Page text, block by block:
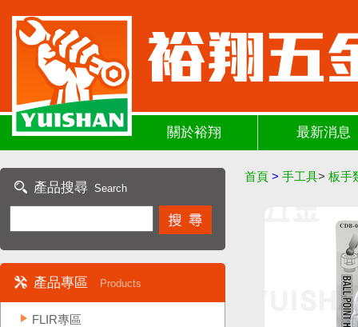
關於裕翔 最新消息
產品搜尋 Search
產品專區 Products
FLIR專區
首頁 > 手工具> 板手